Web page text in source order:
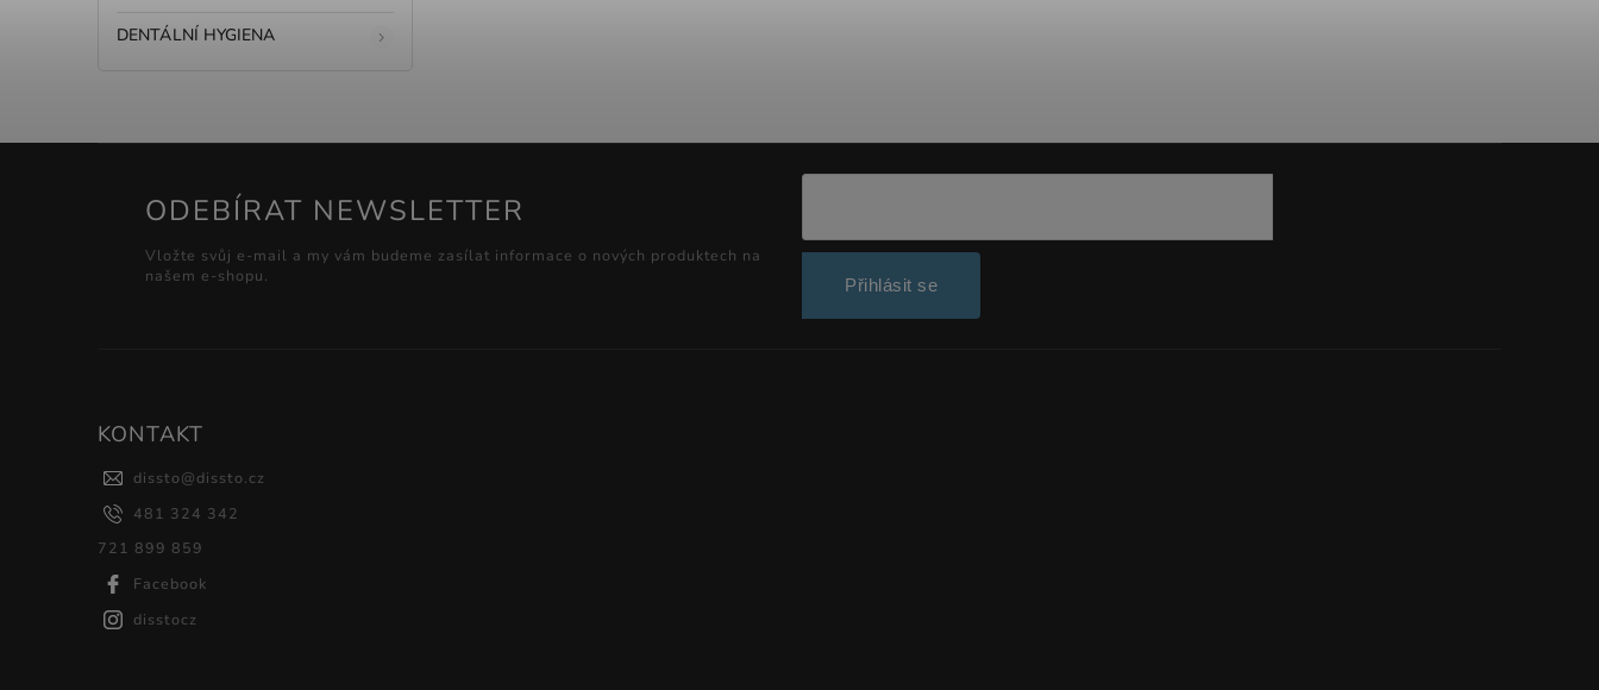
DENTÁLNÍ HYGIENA
ODEBÍRAT NEWSLETTER
Vložte svůj e-mail a my vám budeme zasílat informace o nových produktech na
našem e-shopu.
Přihlásit se
KONTAKT
dissto@dissto.cz
481 324 342
721 899 859
Facebook
disstocz